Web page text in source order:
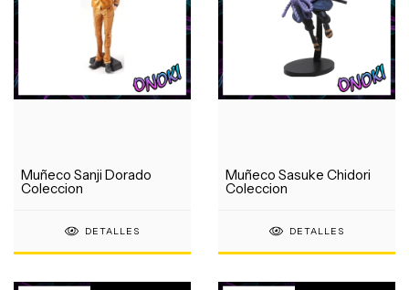
Muñeco Sanji Dorado
Coleccion
DETALLES
Muñeco Sasuke Chidori
Coleccion
DETALLES